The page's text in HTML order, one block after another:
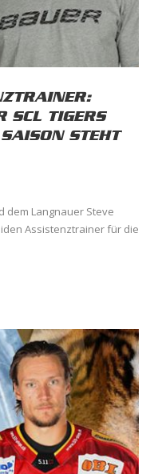
SCL TIGERS
STEHT
dem Langnauer Steve
Assistenztrainer für die